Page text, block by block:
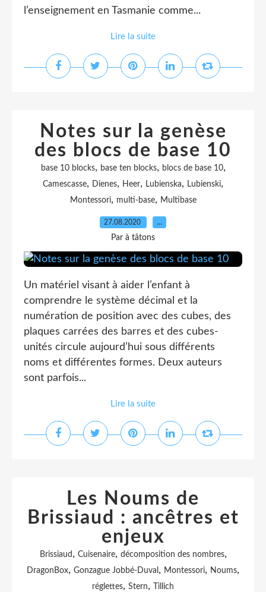
l’enseignement en Tasmanie comme...
Lire la suite
Notes sur la genèse
des blocs de base 10
base 10 blocks, base ten blocks, blocs de base 10,
Camescasse, Dienes, Heer, Lubienska, Lubienski,
Montessori, multi-base, Multibase
27.08.2020 …
Par à tâtons
Un matériel visant à aider l’enfant à
comprendre le système décimal et la
numération de position avec des cubes, des
plaques carrées des barres et des cubes-
unités circule aujourd’hui sous différents
noms et différentes formes. Deux auteurs
sont parfois...
Lire la suite
Les Noums de
Brissiaud : ancêtres et
enjeux
Brissiaud , Cuisenaire, décomposition des nombres,
DragonBox, Gonzague Jobbé-Duval , Montessori, Noums,
réglettes, Stern, Tillich